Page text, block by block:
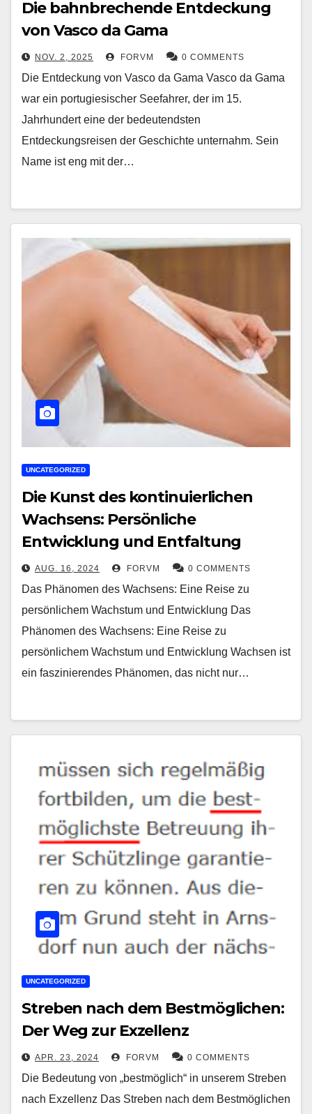
Die bahnbrechende Entdeckung
von Vasco da Gama
NOV. 2, 2025 FORVM 0 COMMENTS
Die Entdeckung von Vasco da Gama Vasco da Gama
war ein portugiesischer Seefahrer, der im 15.
Jahrhundert eine der bedeutendsten
Entdeckungsreisen der Geschichte unternahm. Sein
Name ist eng mit der…
UNCATEGORIZED
Die Kunst des kontinuierlichen
Wachsens: Persönliche
Entwicklung und Entfaltung
AUG. 16, 2024 FORVM 0 COMMENTS
Das Phänomen des Wachsens: Eine Reise zu
persönlichem Wachstum und Entwicklung Das
Phänomen des Wachsens: Eine Reise zu
persönlichem Wachstum und Entwicklung Wachsen ist
ein faszinierendes Phänomen, das nicht nur…
UNCATEGORIZED
Streben nach dem Bestmöglichen:
Der Weg zur Exzellenz
APR. 23, 2024 FORVM 0 COMMENTS
Die Bedeutung von „bestmöglich“ in unserem Streben
nach Exzellenz Das Streben nach dem Bestmöglichen